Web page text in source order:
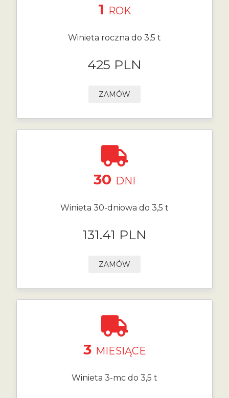
1 ROK
Winieta roczna do 3,5 t
425 PLN
ZAMÓW
30 DNI
Winieta 30-dniowa do 3,5 t
131.41 PLN
ZAMÓW
3 MIESIĄCE
Winieta 3-mc do 3,5 t